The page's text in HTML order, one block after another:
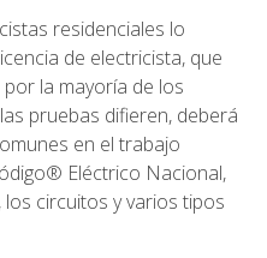
residenciales lo
de electricista, que
la mayoría de los
pruebas difieren, deberá
en el trabajo
Eléctrico Nacional,
circuitos y varios tipos